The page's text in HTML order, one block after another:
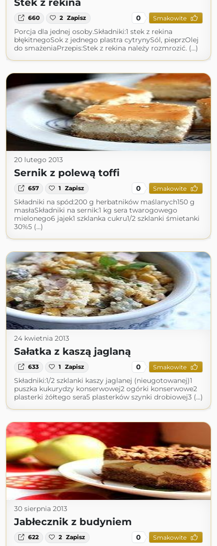
Stek z rekina
660 2 Zapisz 0 Smakowite
Porcja dla jednej osoby.Składniki:1 stek z rekina
błękitnegoSok z jednego plastra cytrynySól, pieprzOlej
do smażeniaPrzepis:Stek z rekina należy rozmrozić. (...)
20 lutego 2013
Sernik z polewą toffi
657 1 Zapisz 0 Smakowite
Składniki na spód:200 g herbatników maślanych150 g
masłaSkładniki na sernik:1 kg sera twarogowego
mielonego6 jajek1 szklanka cukru1/2 szklanki śmietanki
30%5 (...)
24 kwietnia 2013
Sałatka z kaszą jaglaną
633 1 Zapisz 0 Smakowite
Składniki:1/2 szklanki kaszy jaglanej (nieugotowanej)1
puszka kukurydzy konserwowej2 ogórki konserwowe2
plasterki żółtego sera5 plasterków szynki drobiowej3 (...)
30 sierpnia 2013
Jabłecznik z budyniem
622 2 Zapisz 0 Smakowite